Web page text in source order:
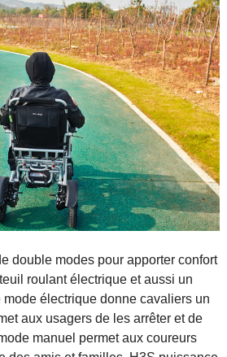
double modes pour apporter confort
roulant électrique et aussi un
électrique donne cavaliers un
aux usagers de les arrêter et de
manuel permet aux coureurs